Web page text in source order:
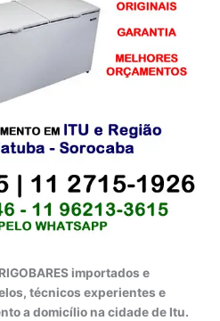
importados e
técnicos experientes e
a domicílio na cidade de Itu.